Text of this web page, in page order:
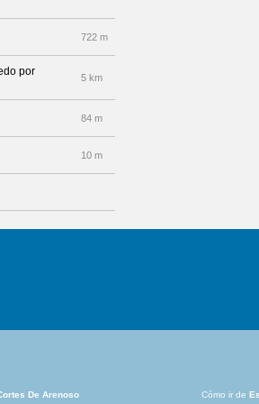
722 m
por
5 km
84 m
10 m
De Arenoso Cómo ir de